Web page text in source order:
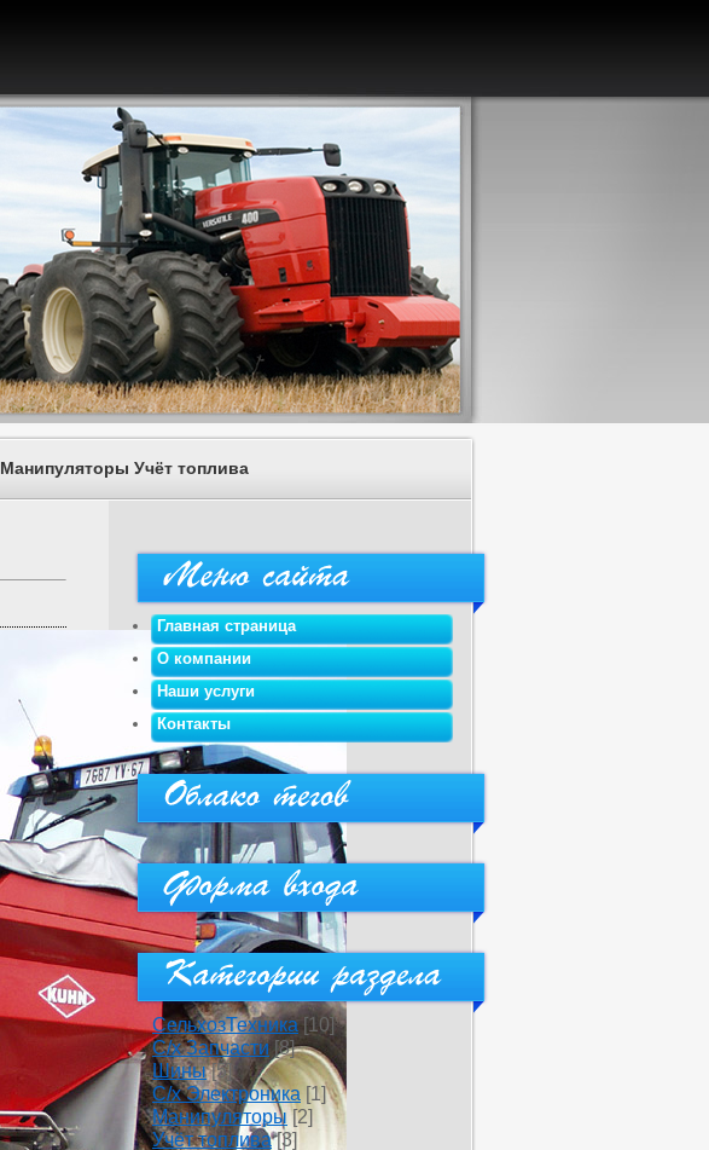
Манипуляторы Учёт топлива
Главная страница
О компании
Наши услуги
Контакты
СельхозТехника [10]
С/х Запчасти [8]
Шины [5]
С/х Электроника [1]
Манипуляторы [2]
Учёт топлива [3]